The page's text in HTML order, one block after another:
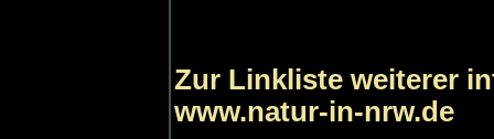
Zur Linkliste weiterer
www.natur-in-nrw.de